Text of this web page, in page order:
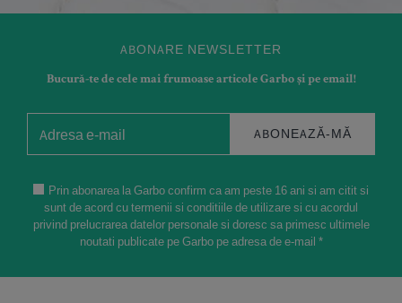
ABONARE NEWSLETTER
Bucură-te de cele mai frumoase articole Garbo și pe email!
ABONEAZĂ-MĂ
Prin abonarea la Garbo confirm ca am peste 16 ani si am citit si
sunt de acord cu termenii si conditiile de utilizare si cu acordul
privind prelucrarea datelor personale si doresc sa primesc ultimele
noutati publicate pe Garbo pe adresa de e-mail *